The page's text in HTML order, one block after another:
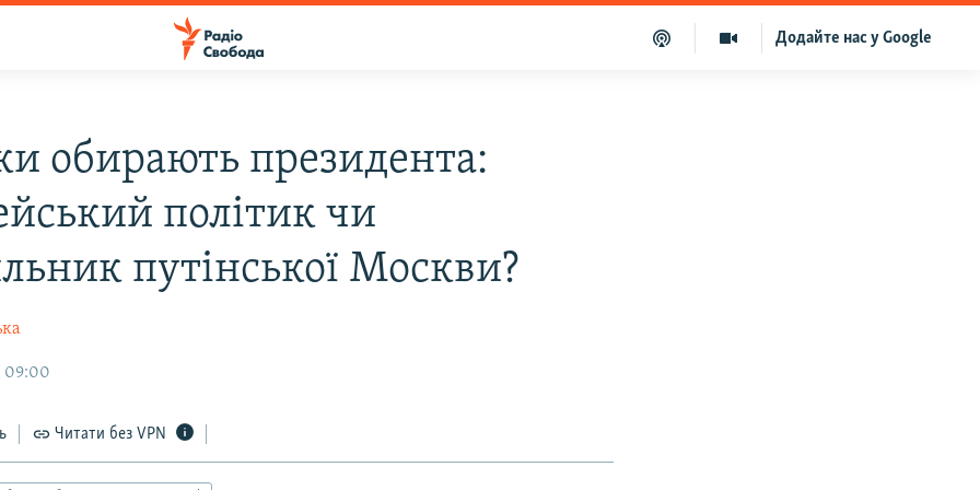
Додайте нас у Google
обирають президента:
політик чи
путінської Москви?
09:00
Читати без VPN